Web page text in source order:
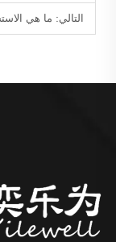
التالي: ما هي